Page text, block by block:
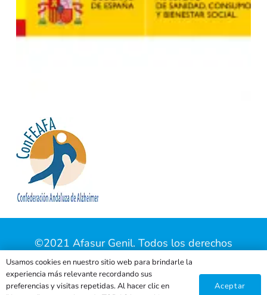
©2021 Afasur Genil. Todos los derechos
reservados |Aviso Legal|Política de Privacidad
|Política de Cookies| Página web creada por
Usamos cookies en nuestro sitio web para brindarle la
experiencia más relevante recordando sus
preferencias y visitas repetidas. Al hacer clic en
Aceptar